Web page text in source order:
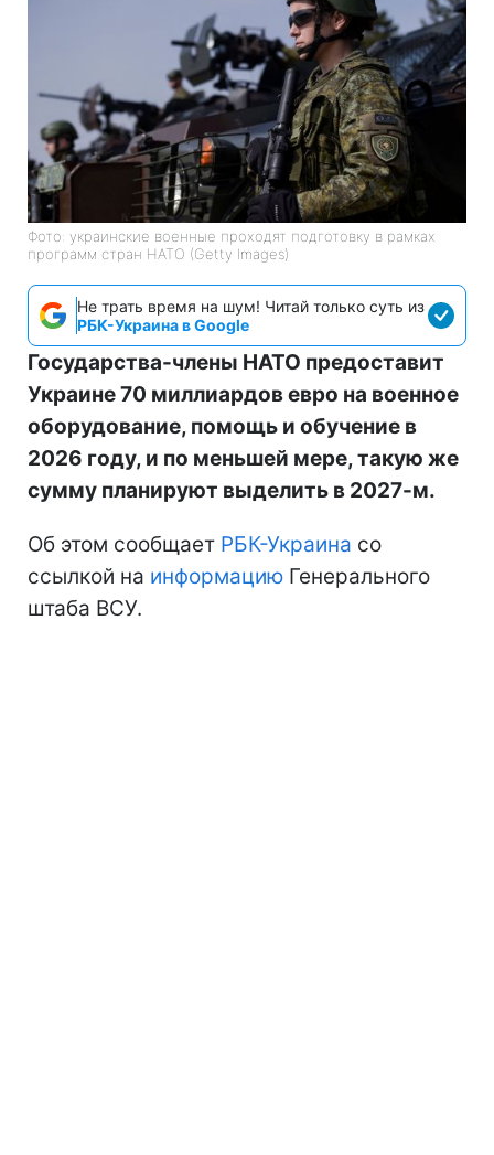
Фото: украинские военные проходят подготовку в рамках
программ стран НАТО (Getty Images)
Не трать время на шум! Читай только суть из
РБК-Украина в Google
Государства-члены НАТО предоставит
Украине 70 миллиардов евро на военное
оборудование, помощь и обучение в
2026 году, и по меньшей мере, такую же
сумму планируют выделить в 2027-м.
Об этом сообщает РБК-Украина со
ссылкой на информацию Генерального
штаба ВСУ.